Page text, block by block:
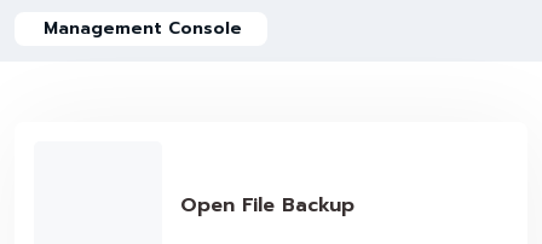
Management Console
Open File Backup